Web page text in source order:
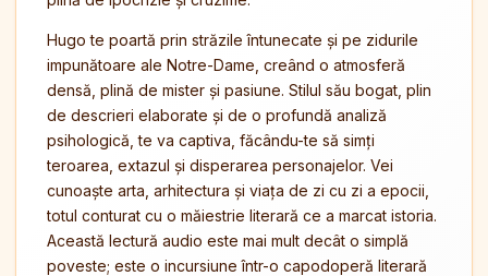
Hugo te poartă prin străzile întunecate și pe zidurile
impunătoare ale Notre-Dame, creând o atmosferă
densă, plină de mister și pasiune. Stilul său bogat, plin
de descrieri elaborate și de o profundă analiză
psihologică, te va captiva, făcându-te să simți
teroarea, extazul și disperarea personajelor. Vei
cunoaște arta, arhitectura și viața de zi cu zi a epocii,
totul conturat cu o măiestrie literară ce a marcat istoria.
Această lectură audio este mai mult decât o simplă
poveste; este o incursiune într-o capodoperă literară